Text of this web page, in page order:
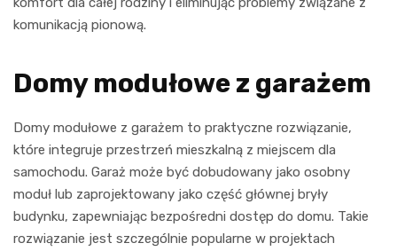
komunikacją pionową.
Domy modułowe z garażem
Domy modułowe z garażem to praktyczne rozwiązanie,
które integruje przestrzeń mieszkalną z miejscem dla
samochodu. Garaż może być dobudowany jako osobny
moduł lub zaprojektowany jako część głównej bryły
budynku, zapewniając bezpośredni dostęp do domu. Takie
rozwiązanie jest szczególnie popularne w projektach